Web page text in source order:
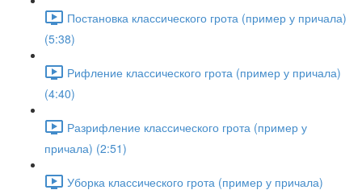
Постановка классического грота (пример у причала)
(5:38)
Рифление классического грота (пример у причала)
(4:40)
Разрифление классического грота (пример у
причала) (2:51)
Уборка классического грота (пример у причала)